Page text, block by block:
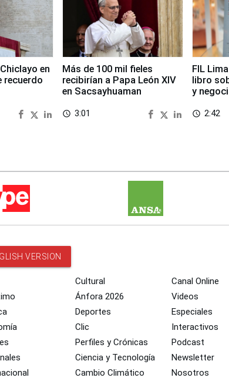
en
recuerdo
Más de 100 mil fieles
recibirían a Papa León XIV
en Sacsayhuaman
access_time 3:01
FIL
libro
y
access_time 2:42
VERSION
Cultural
Ánfora 2026
Deportes
Clic
Perfiles y Crónicas
Ciencia y Tecnología
Cambio Climático
Canal Online
Videos
Especiales
Interactivos
Podcast
Newsletter
Nosotros